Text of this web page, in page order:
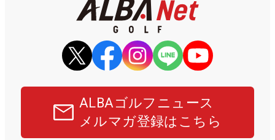
ALBAゴルフニュース
メルマガ登録はこちら